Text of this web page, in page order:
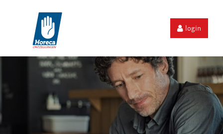
login